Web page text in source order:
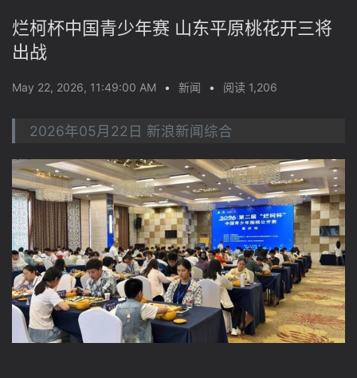
烂柯杯中国青少年赛 山东平原桃花开三将
出战
May 22, 2026, 11:49:00 AM • 新闻 • 阅读 1,206
2026年05月22日 新浪新闻综合